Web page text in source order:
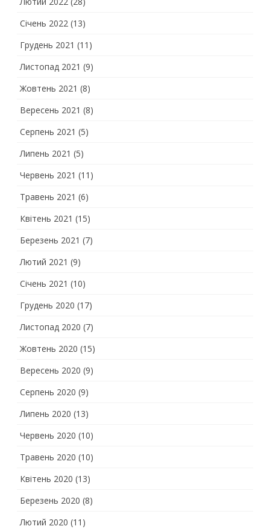
Січень 2022 (13)
Грудень 2021 (11)
Листопад 2021 (9)
Жовтень 2021 (8)
Вересень 2021 (8)
Серпень 2021 (5)
Липень 2021 (5)
Червень 2021 (11)
Травень 2021 (6)
Квітень 2021 (15)
Березень 2021 (7)
Лютий 2021 (9)
Січень 2021 (10)
Грудень 2020 (17)
Листопад 2020 (7)
Жовтень 2020 (15)
Вересень 2020 (9)
Серпень 2020 (9)
Липень 2020 (13)
Червень 2020 (10)
Травень 2020 (10)
Квітень 2020 (13)
Березень 2020 (8)
Лютий 2020 (11)